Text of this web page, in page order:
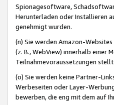
Spionagesoftware,
Herunterladen oder Installieren
genehmigt wurden.
(n) Sie werden Amazon-
(z. B., WebView) innerhalb einer
Teilnahmevoraussetzungen
(o) Sie werden keine Partner-
Werbeseiten oder Layer-
bewerben, die eng mit dem auf